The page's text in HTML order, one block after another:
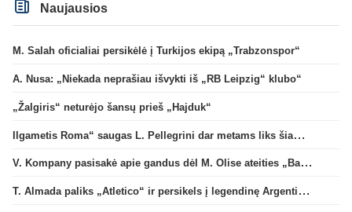
Naujausios
M. Salah oficialiai persikėlė į Turkijos ekipą „Trabzonspor“
A. Nusa: „Niekada neprašiau išvykti iš „RB Leipzig“ klubo“
„Žalgiris“ neturėjo šansų prieš „Hajduk“
Ilgametis Roma“ saugas L. Pellegrini dar metams liks šiame klube
V. Kompany pasisakė apie gandus dėl M. Olise ateities „Bayern“ gretose
T. Almada paliks „Atletico“ ir persikels į legendinę Argentinos ekipą